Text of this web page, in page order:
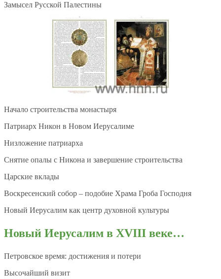
Замысел Русской Палестины
Начало строительства монастыря
Патриарх Никон в Новом Иерусалиме
Низложение патриарха
Снятие опалы с Никона и завершение строительства
Царские вклады
Воскресенский собор – подобие Храма Гроба Господня
Новый Иерусалим как центр духовной культуры
Новый Иерусалим в XVIII веке…
Петровское время: достижения и потери
Высочайший визит